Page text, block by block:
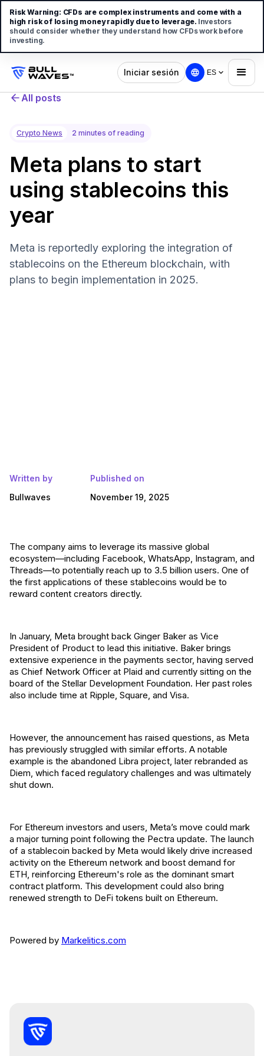
Iniciar sesión ES
All posts
Crypto News 2 minutes of reading
Meta plans to start
using stablecoins this
year
Meta is reportedly exploring the integration of
stablecoins on the Ethereum blockchain, with
plans to begin implementation in 2025.
Written by
Bullwaves
Published on
November 19, 2025
The company aims to leverage its massive global
ecosystem—including Facebook, WhatsApp, Instagram, and
Threads—to potentially reach up to 3.5 billion users. One of
the first applications of these stablecoins would be to
reward content creators directly.
In January, Meta brought back Ginger Baker as Vice
President of Product to lead this initiative. Baker brings
extensive experience in the payments sector, having served
as Chief Network Officer at Plaid and currently sitting on the
board of the Stellar Development Foundation. Her past roles
also include time at Ripple, Square, and Visa.
However, the announcement has raised questions, as Meta
has previously struggled with similar efforts. A notable
example is the abandoned Libra project, later rebranded as
Diem, which faced regulatory challenges and was ultimately
shut down.
For Ethereum investors and users, Meta’s move could mark
a major turning point following the Pectra update. The launch
of a stablecoin backed by Meta would likely drive increased
activity on the Ethereum network and boost demand for
ETH, reinforcing Ethereum's role as the dominant smart
contract platform. This development could also bring
renewed strength to DeFi tokens built on Ethereum.
Powered by Markelitics.com
Risk Warning: CFDs are complex instruments and come with a
high risk of losing money rapidly due to leverage. Investors
should consider whether they understand how CFDs work before
investing.